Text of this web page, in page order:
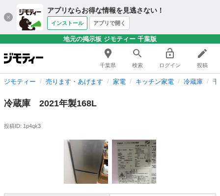
アプリならお得な情報を見逃さない！
インストール アプリで開く
地元の掲示板 ジモティー 千葉版
千葉県 検索 ログイン 投稿
ジモティー 売ります・あげます 家電 キッチン家電 冷蔵庫
冷蔵庫 2021年製168L
投稿ID: 1p4qk3